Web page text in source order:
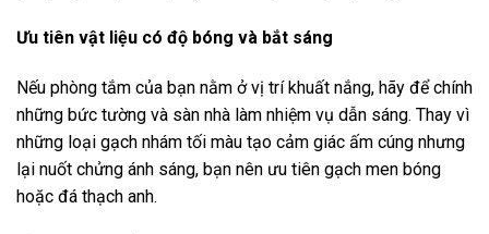
Ưu tiên vật liệu có độ bóng và bắt sáng
Nếu phòng tắm của bạn nằm ở vị trí khuất nắng, hãy để chính
những bức tường và sàn nhà làm nhiệm vụ dẫn sáng. Thay vì
những loại gạch nhám tối màu tạo cảm giác ấm cúng nhưng
lại nuốt chửng ánh sáng, bạn nên ưu tiên gạch men bóng
hoặc đá thạch anh.